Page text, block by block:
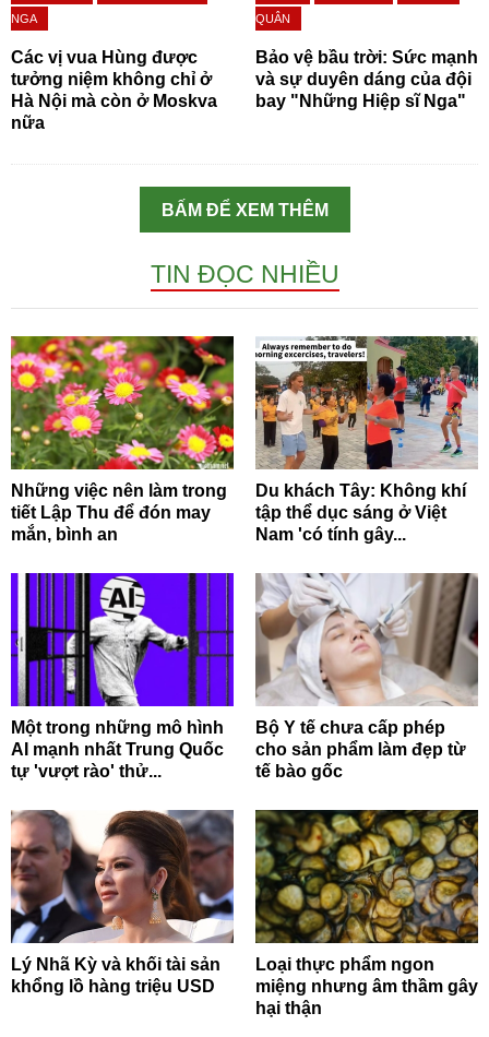
NGA
Các vị vua Hùng được
tưởng niệm không chỉ ở
Hà Nội mà còn ở Moskva
nữa
QUÂN
Bảo vệ bầu trời: Sức mạnh
và sự duyên dáng của đội
bay "Những Hiệp sĩ Nga"
BẤM ĐỂ XEM THÊM
TIN ĐỌC NHIỀU
Những việc nên làm trong
tiết Lập Thu để đón may
mắn, bình an
Du khách Tây: Không khí
tập thể dục sáng ở Việt
Nam 'có tính gây...
Một trong những mô hình
AI mạnh nhất Trung Quốc
tự 'vượt rào' thử...
Bộ Y tế chưa cấp phép
cho sản phẩm làm đẹp từ
tế bào gốc
Lý Nhã Kỳ và khối tài sản
khổng lồ hàng triệu USD
Loại thực phẩm ngon
miệng nhưng âm thầm gây
hại thận